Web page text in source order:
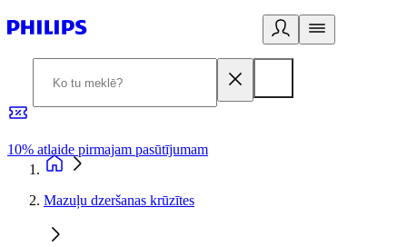
10% atlaide pirmajam pasūtījumam
Mazuļu dzeršanas krūzītes